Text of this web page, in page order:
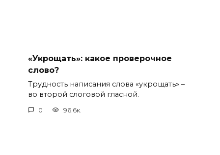
«Укрощать»: какое проверочное
слово?
Трудность написания слова «укрощать» –
во второй слоговой гласной.
0 96.6к.